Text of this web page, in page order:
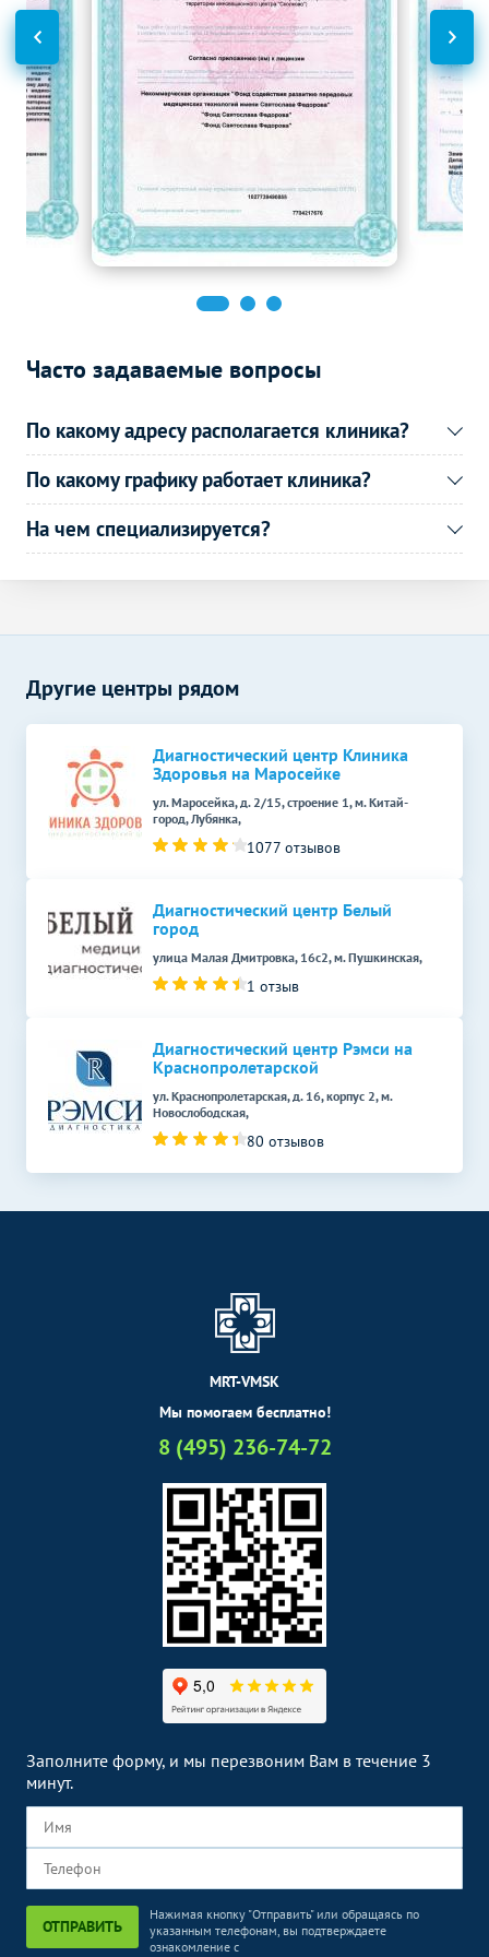
Дуплексное сканирование
сосудов Без контраста С контрастом
УЗИ вен верхних
конечностей (дуплексное)
2000р.
Функциональная
диагностика С контрастом
Спирометрия 1000р.
Электрокардиография
500р. -
Часто задаваемые вопросы
По какому адресу располагается клиника?
По какому графику работает клиника?
На чем специализируется?
Другие центры рядом
Диагностический центр Клиника
Здоровья на Маросейке
ул. Маросейка, д. 2/15, строение 1, м. Китай-
город, Лубянка,
1077 отзывов
Диагностический центр Белый
город
улица Малая Дмитровка, 16с2, м. Пушкинская,
1 отзыв
Диагностический центр Рэмси на
Краснопролетарской
ул. Краснопролетарская, д. 16, корпус 2, м.
Новослободская,
80 отзывов
MRT-VMSK
Мы помогаем бесплатно!
8 (495) 236-74-72
Заполните форму, и мы перезвоним Вам в течение 3
минут.
ОТПРАВИТЬ
Нажимая кнопку "Отправить" или обращаясь по
указанным телефонам, вы подтверждаете
ознакомление с